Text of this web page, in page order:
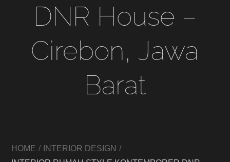
DNR House –
Cirebon, Jawa
Barat
HOME
INTERIOR DESIGN